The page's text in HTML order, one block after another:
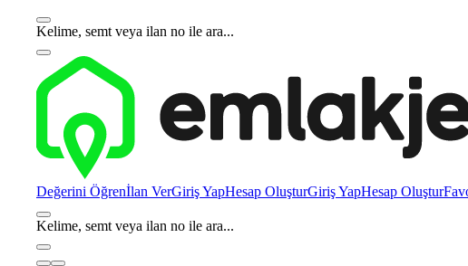
Kelime, semt veya ilan no ile ara...
Değerini Öğrenİlan VerGiriş YapHesap OluşturGiriş YapHesap Oluştur
Kelime, semt veya ilan no ile ara...